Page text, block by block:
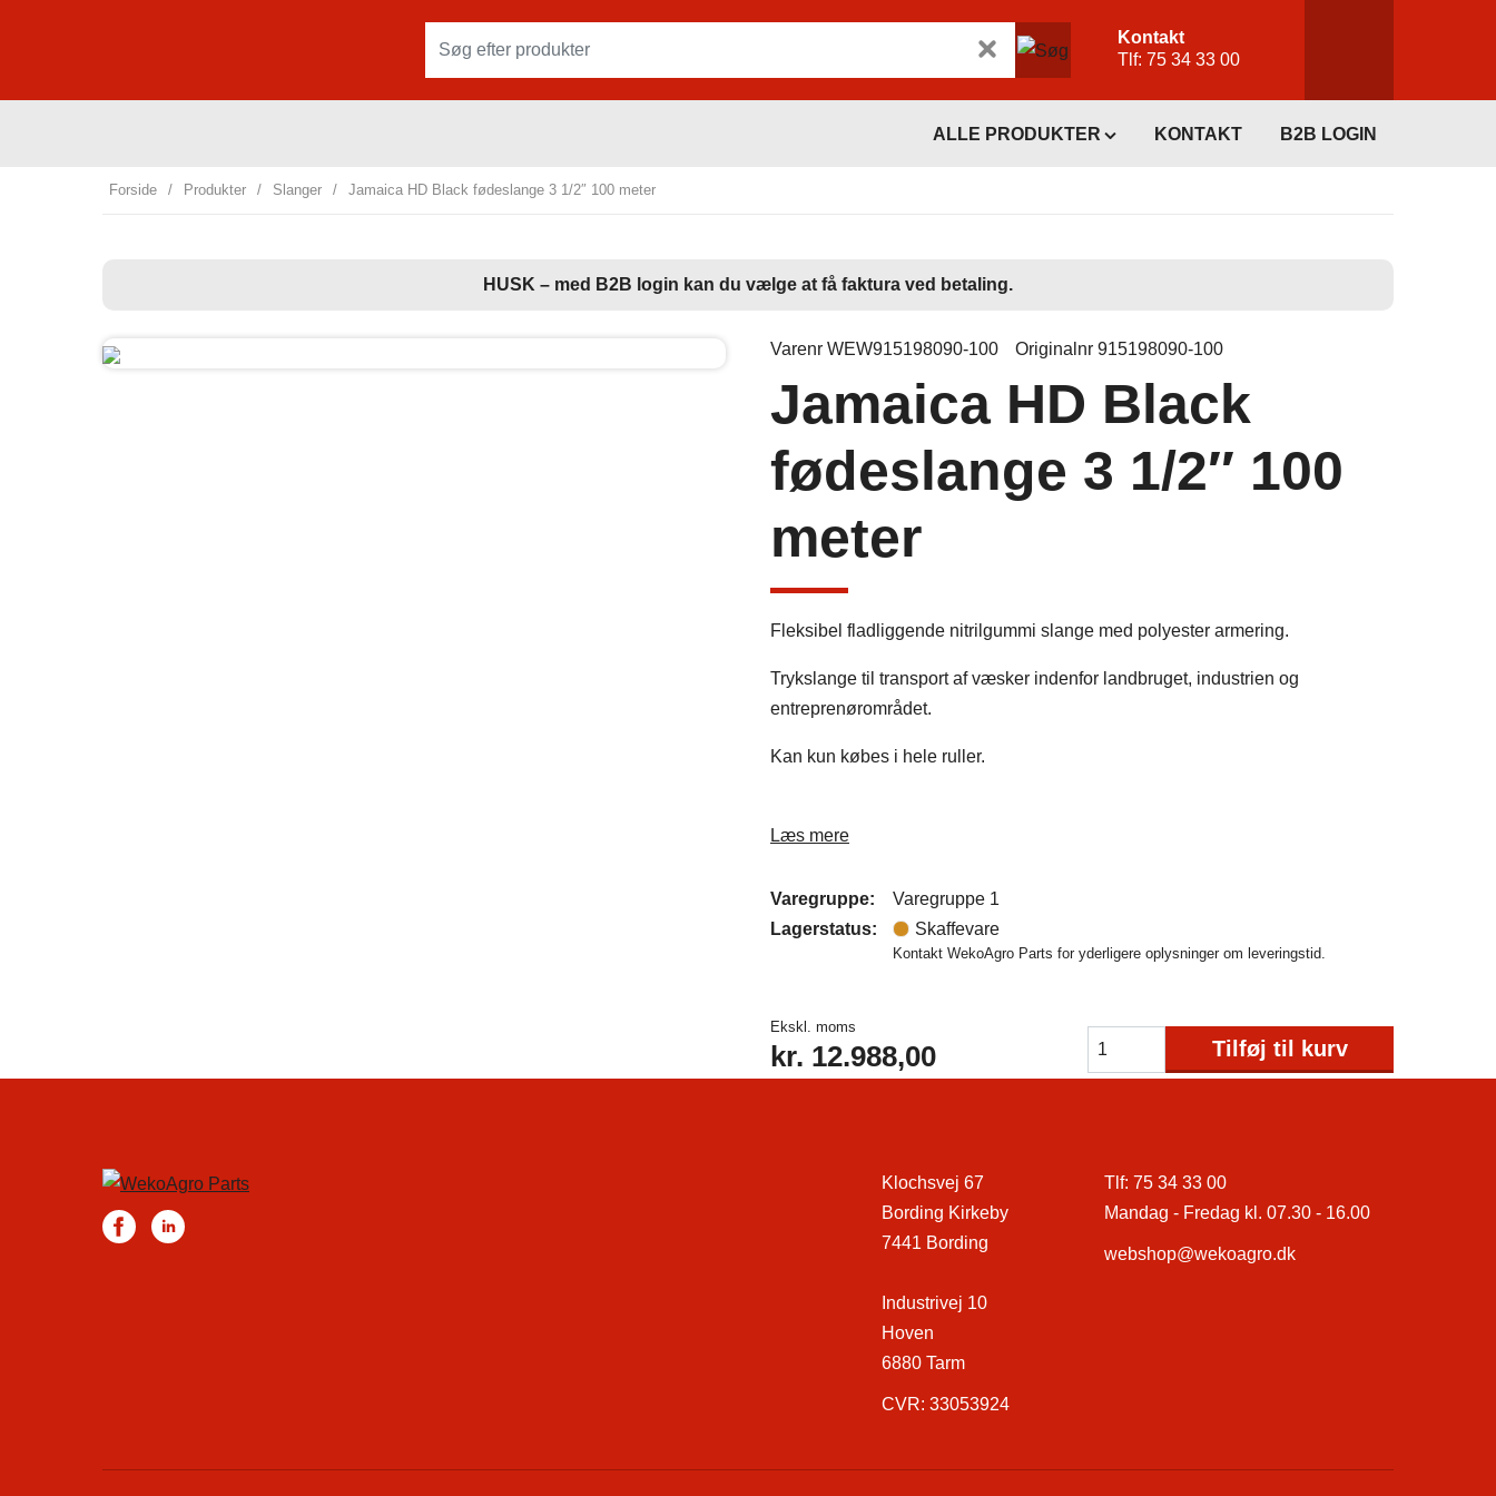
Kontakt
Tlf: 75 34 33 00
ALLE PRODUKTER KONTAKT B2B LOGIN
Forside / Produkter / Slanger / Jamaica HD Black fødeslange 3 1/2″ 100 meter
HUSK – med B2B login kan du vælge at få faktura ved betaling.
Varenr WEW915198090-100 Originalnr 915198090-100
Jamaica HD Black
fødeslange 3 1/2″ 100
meter
Fleksibel fladliggende nitrilgummi slange med polyester armering.
Trykslange til transport af væsker indenfor landbruget, industrien og
entreprenørområdet.
Kan kun købes i hele ruller.
Læs mere
Varegruppe:
Varegruppe 1
Lagerstatus:
Skaffevare
Kontakt WekoAgro Parts for yderligere oplysninger om leveringstid.
Ekskl. moms
kr. 12.988,00 Tilføj til kurv
Klochsvej 67
Bording Kirkeby
7441 Bording
Industrivej 10
Hoven
6880 Tarm
CVR: 33053924
Tlf: 75 34 33 00
Mandag - Fredag kl. 07.30 - 16.00
webshop@wekoagro.dk